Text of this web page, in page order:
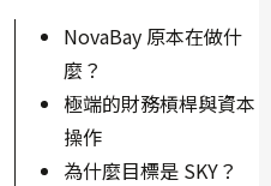
NovaBay 原本在做什
麼？
極端的財務槓桿與資本
操作
為什麼目標是 SKY？